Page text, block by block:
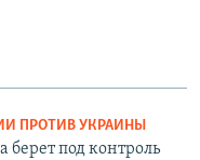
ПРОТИВ УКРАИНЫ
берет под контроль